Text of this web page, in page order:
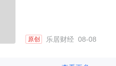
原创 乐居财经 08-08